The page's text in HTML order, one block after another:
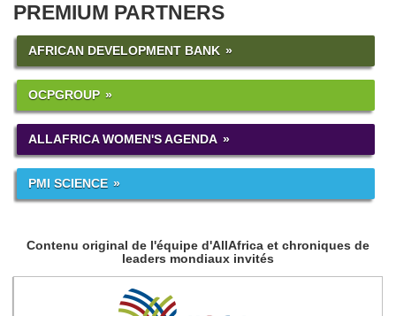
PREMIUM PARTNERS
AFRICAN DEVELOPMENT BANK
OCPGROUP
ALLAFRICA WOMEN'S AGENDA
PMI SCIENCE
Contenu original de l'équipe d'AllAfrica et chroniques de
leaders mondiaux invités